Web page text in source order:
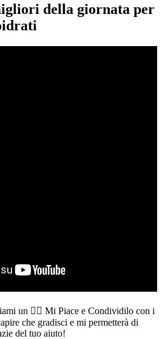
della giornata per
un 👍🏻 Mi Piace e Condividilo con i
che gradisci e mi permetterà di
del tuo aiuto!